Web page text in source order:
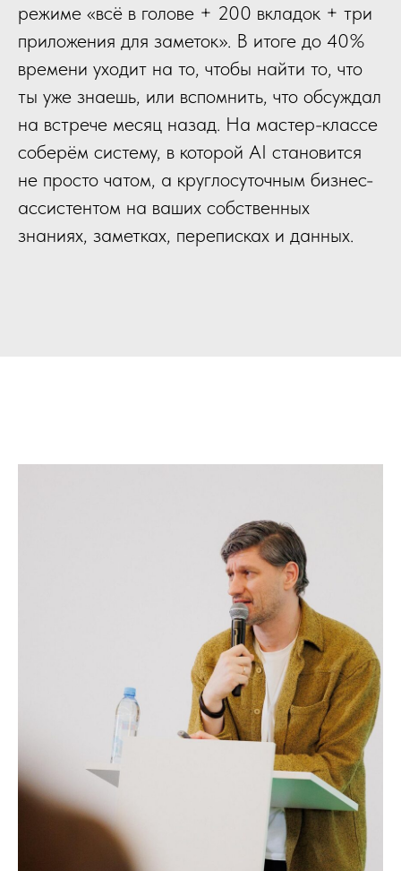
режиме «всё в голове + 200 вкладок + три
приложения для заметок». В итоге до 40%
времени уходит на то, чтобы найти то, что
ты уже знаешь, или вспомнить, что обсуждал
на встрече месяц назад. На мастер-классе
соберём систему, в которой AI становится
не просто чатом, а круглосуточным бизнес-
ассистентом на ваших собственных
знаниях, заметках, переписках и данных.